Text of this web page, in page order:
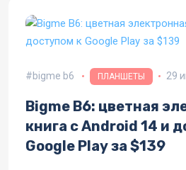
bigme b6 ПЛАНШЕТЫ 29
Bigme B6: цветная
книга с Android 14 и
Google Play за $139